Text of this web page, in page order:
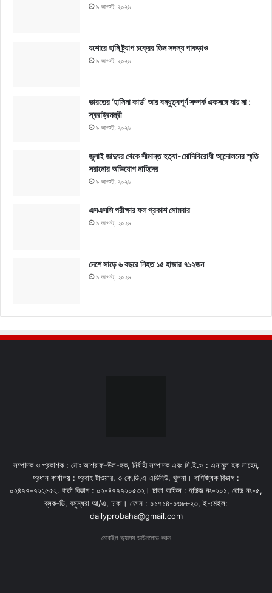
৯ আগস্ট, ২০২৬
যশোরে হানি ট্র্যাপ চক্রের তিন সদস্য পাকড়াও
৯ আগস্ট, ২০২৬
ভারতের ‘হাসিনা কার্ড’ আর বন্ধুত্বপূর্ণ সম্পর্ক একসঙ্গে যায় না :
স্বরাষ্ট্রমন্ত্রী
৯ আগস্ট, ২০২৬
জুলাই জাদুঘর থেকে সীমান্ত হত্যা-মোদিবিরোধী আন্দোলনের স্মৃতি
সরানোর অভিযোগ নাহিদের
৯ আগস্ট, ২০২৬
এসএসসি পরীক্ষার ফল প্রকাশ সোমবার
৯ আগস্ট, ২০২৬
দেশে সাড়ে ৬ বছরে নিহত ১৫ হাজার ৭১২জন
৯ আগস্ট, ২০২৬
সম্পাদক ও প্রকাশক : মোঃ আশরাফ-উল-হক, নির্বাহী সম্পাদক এবং সি.ই.ও : এনামুল হক সাহেদ,
প্রধান কার্যালয় : প্রবাহ টাওয়ার, ৩ কে,ডি,এ এভিনিউ, খুলনা। বাণিজ্যিক বিভাগ :
০২৪৭৭-৭২২৫৫২. বার্তা বিভাগ : ০২-৪৭৭৭২০৫৩২। ঢাকা অফিস : হাউজ নং-২০১, রোড নং-৫,
ব্লক-ডি, বসুন্ধরা আ/এ, ঢাকা। ফোন : ০১৭১৪-০৩৮৮২৩, ই-মেইল:
dailyprobaha@gmail.com
মোবাইল অ্যাপস ডাউনলোড করুন